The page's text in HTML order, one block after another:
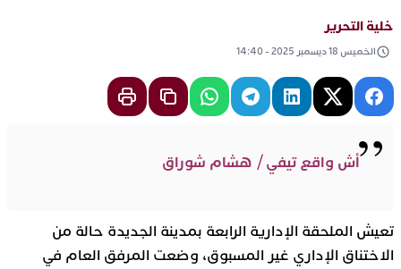
خلية التحرير
الخميس 18 ديسمبر 2025 - 14:40
أش واقع تيفي / هشام شوراق
تعيش الملحقة الإدارية الرابعة بمدينة الجديدة حالة من
الاختناق الإداري غير المسبوق، وضعت المرفق العام في